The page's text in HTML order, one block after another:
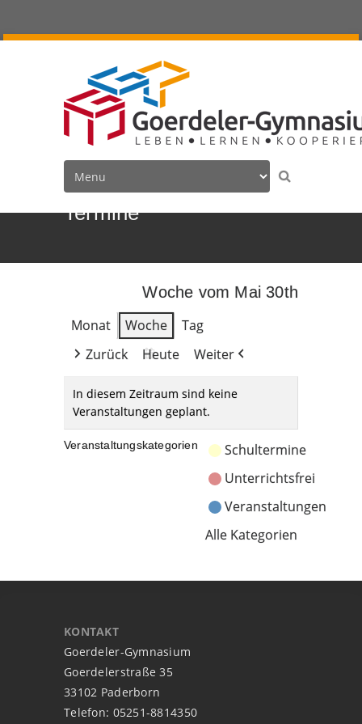
Termine
Woche vom Mai 30th
Monat
Woche
Tag
Zurück
Heute Weiter
In diesem Zeitraum sind keine
Veranstaltungen geplant.
Veranstaltungskategorien
Schultermine
Unterrichtsfrei
Veranstaltungen
Alle Kategorien
KONTAKT
Goerdeler-Gymnasium
Goerdelerstraße 35
33102 Paderborn
Telefon: 05251-8814350